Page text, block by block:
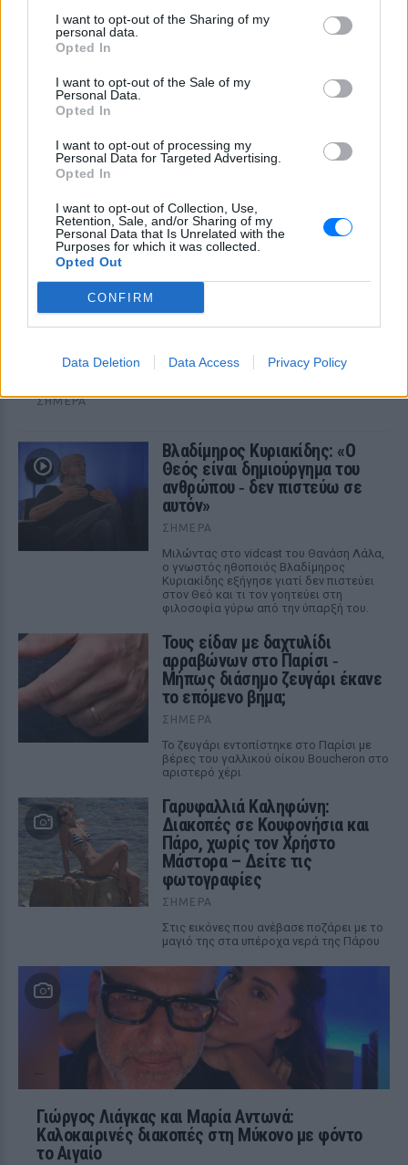
I want to opt-out of the Sharing of my
personal data.
Opted In
I want to opt-out of the Sale of my
Personal Data.
Opted In
I want to opt-out of processing my
Personal Data for Targeted Advertising.
Opted In
I want to opt-out of Collection, Use,
Retention, Sale, and/or Sharing of my
Personal Data that Is Unrelated with the
Purposes for which it was collected.
Opted Out
CONFIRM
Data Deletion Data Access Privacy Policy
ζωή, τους γονείς του και την
υγεία του
Ο διάσημος σχεδιαστής μόδας
μοιράστηκε ένα συγκινητικό μήνυμα στο
O Γιώργος Παράσχος ξανά στο νοσοκομείο για
«Πάμε για νέα θεραπεία», έγραψε στα social media και
ΣΉΜΕΡΑ
Βλαδίμηρος Κυριακίδης: «Ο
Θεός είναι δημιούργημα του
ανθρώπου ‑ δεν πιστεύω σε
αυτόν»
ΣΉΜΕΡΑ
Μιλώντας στο vidcast του Θανάση Λάλα,
ο γνωστός ηθοποιός Βλαδίμηρος
Κυριακίδης εξήγησε γιατί δεν πιστεύει
στον Θεό και τι τον γοητεύει στη
φιλοσοφία γύρω από την ύπαρξή του.
Τους είδαν με δαχτυλίδι
αρραβώνων στο Παρίσι ‑
Μήπως διάσημο ζευγάρι έκανε
το επόμενο βήμα;
ΣΉΜΕΡΑ
Το ζευγάρι εντοπίστηκε στο Παρίσι με
βέρες του γαλλικού οίκου Boucheron στο
αριστερό χέρι
Γαρυφαλλιά Καληφώνη:
Διακοπές σε Κουφονήσια και
Πάρο, χωρίς τον Χρήστο
Μάστορα – Δείτε τις
φωτογραφίες
ΣΉΜΕΡΑ
Στις εικόνες που ανέβασε ποζάρει με το
μαγιό της στα υπέροχα νερά της Πάρου
Γιώργος Λιάγκας και Μαρία Αντωνά:
Καλοκαιρινές διακοπές στη Μύκονο με φόντο
το Αιγαίο